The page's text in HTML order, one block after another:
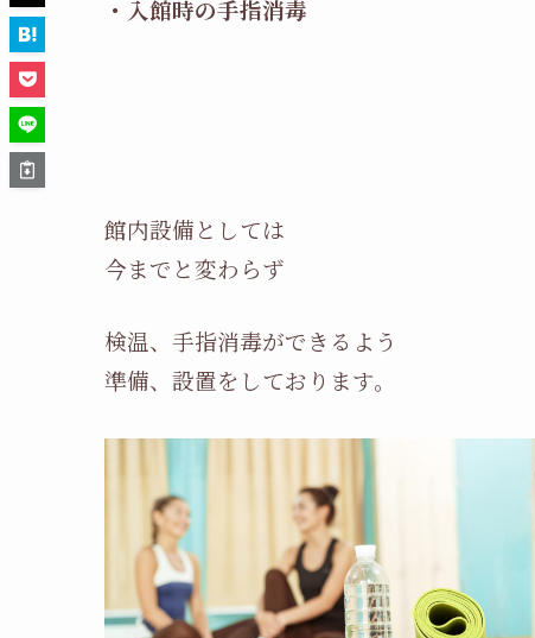
・入館時の手指消毒
館内設備としては
今までと変わらず
検温、手指消毒ができるよう
準備、設置をしております。